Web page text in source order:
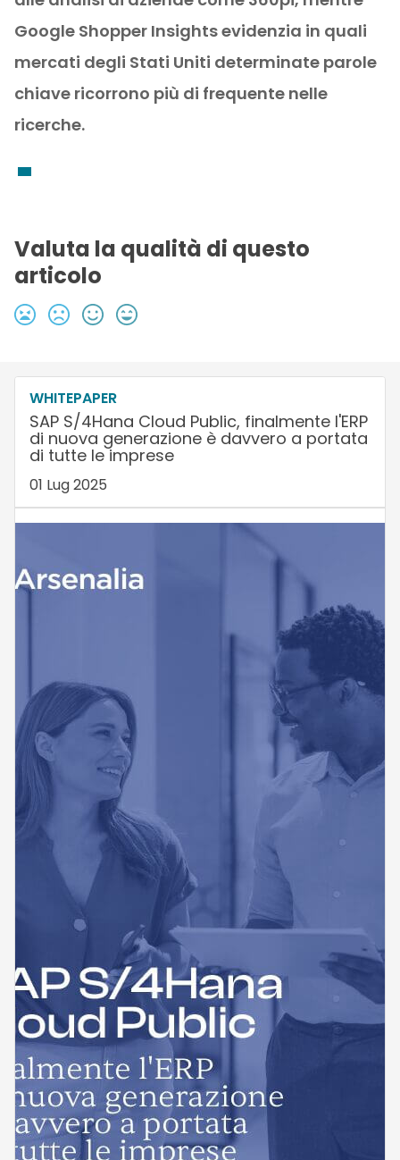
Google Shopper Insights evidenzia in quali
mercati degli Stati Uniti determinate parole
chiave ricorrono più di frequente nelle
ricerche.
Valuta la qualità di questo
articolo
WHITEPAPER
SAP S/4Hana Cloud Public, finalmente l'ERP
di nuova generazione è davvero a portata
di tutte le imprese
01 Lug 2025